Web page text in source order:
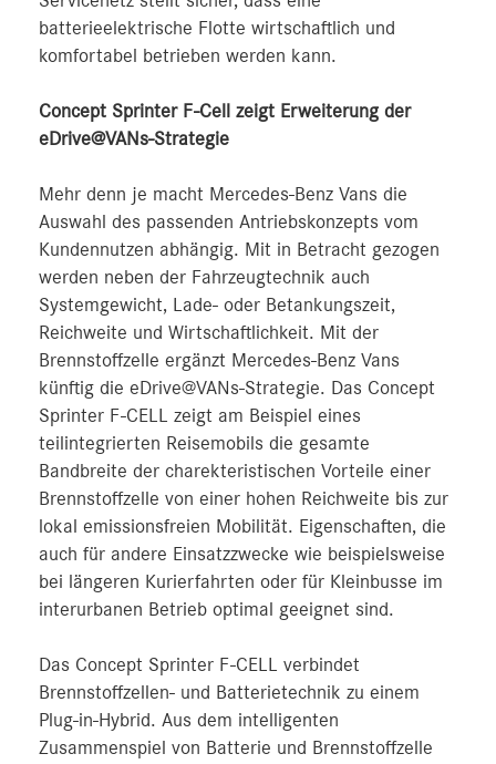
batterieelektrische Flotte wirtschaftlich und
komfortabel betrieben werden kann.
Concept Sprinter F-Cell zeigt Erweiterung der
eDrive@VANs-Strategie
Mehr denn je macht Mercedes-Benz Vans die
Auswahl des passenden Antriebskonzepts vom
Kundennutzen abhängig. Mit in Betracht gezogen
werden neben der Fahrzeugtechnik auch
Systemgewicht, Lade- oder Betankungszeit,
Reichweite und Wirtschaftlichkeit. Mit der
Brennstoffzelle ergänzt Mercedes-Benz Vans
künftig die eDrive@VANs-Strategie. Das Concept
Sprinter F-CELL zeigt am Beispiel eines
teilintegrierten Reisemobils die gesamte
Bandbreite der charekteristischen Vorteile einer
Brennstoffzelle von einer hohen Reichweite bis zur
lokal emissionsfreien Mobilität. Eigenschaften, die
auch für andere Einsatzzwecke wie beispielsweise
bei längeren Kurierfahrten oder für Kleinbusse im
interurbanen Betrieb optimal geeignet sind.
Das Concept Sprinter F-CELL verbindet
Brennstoffzellen- und Batterietechnik zu einem
Plug-in-Hybrid. Aus dem intelligenten
Zusammenspiel von Batterie und Brennstoffzelle